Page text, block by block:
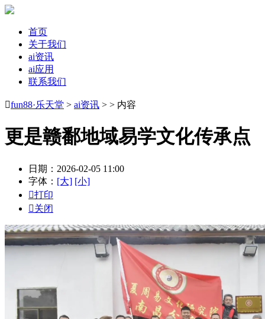
首页
关于我们
ai资讯
ai应用
联系我们
fun88·乐天堂 > ai资讯 > > 内容
更是赣鄱地域易学文化传承点
日期：2026-02-05 11:00
字体： [大] [小]
打印
关闭